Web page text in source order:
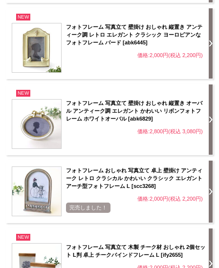
NEW
フォトフレーム 写真立て 壁掛け おしゃれ 縦置き アンテ
ィーク調 レトロ エレガント クラシック ヨーロピアンな
フォトフレーム バード [abk6445]
価格:2,000円(税込 2,200円)
NEW
フォトフレーム 写真立て 壁掛け おしゃれ 縦置き オーバ
ル アンティーク調 エレガント かわいい リボンフォトフ
レーム ホワイトオーバル [abk6829]
価格:2,800円(税込 3,080円)
フォトフレーム おしゃれ 写真立て 卓上 壁掛け アンティ
ーク レトロ クラシカル かわいい クラシック エレガント
アーチ型フォトフレーム L [scc3268]
価格:2,000円(税込 2,200円)
完売しました！
NEW
フォトフレーム 写真立て 木製 チーク材 おしゃれ 2個セッ
ト L判 卓上 チークバインドフレーム L [ify2655]